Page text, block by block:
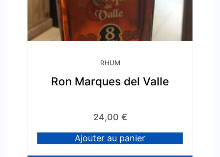
RHUM
Ron Marques del Valle
24,00 €
Ajouter au panier